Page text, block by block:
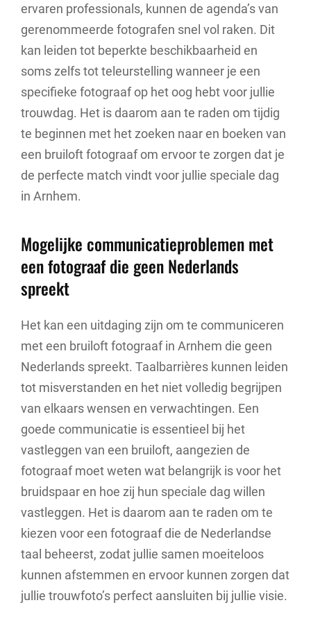
ervaren professionals, kunnen de agenda’s van
gerenommeerde fotografen snel vol raken. Dit
kan leiden tot beperkte beschikbaarheid en
soms zelfs tot teleurstelling wanneer je een
specifieke fotograaf op het oog hebt voor jullie
trouwdag. Het is daarom aan te raden om tijdig
te beginnen met het zoeken naar en boeken van
een bruiloft fotograaf om ervoor te zorgen dat je
de perfecte match vindt voor jullie speciale dag
in Arnhem.
Mogelijke communicatieproblemen met
een fotograaf die geen Nederlands
spreekt
Het kan een uitdaging zijn om te communiceren
met een bruiloft fotograaf in Arnhem die geen
Nederlands spreekt. Taalbarrières kunnen leiden
tot misverstanden en het niet volledig begrijpen
van elkaars wensen en verwachtingen. Een
goede communicatie is essentieel bij het
vastleggen van een bruiloft, aangezien de
fotograaf moet weten wat belangrijk is voor het
bruidspaar en hoe zij hun speciale dag willen
vastleggen. Het is daarom aan te raden om te
kiezen voor een fotograaf die de Nederlandse
taal beheerst, zodat jullie samen moeiteloos
kunnen afstemmen en ervoor kunnen zorgen dat
jullie trouwfoto’s perfect aansluiten bij jullie visie.